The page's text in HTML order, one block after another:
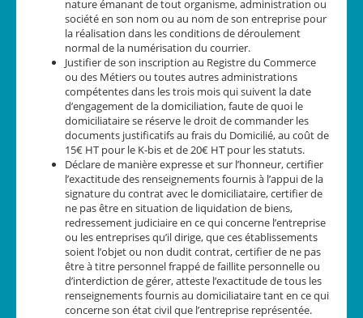
nature émanant de tout organisme, administration ou
société en son nom ou au nom de son entreprise pour
la réalisation dans les conditions de déroulement
normal de la numérisation du courrier.
Justifier de son inscription au Registre du Commerce
ou des Métiers ou toutes autres administrations
compétentes dans les trois mois qui suivent la date
d’engagement de la domiciliation, faute de quoi le
domiciliataire se réserve le droit de commander les
documents justificatifs au frais du Domicilié, au coût de
15€ HT pour le K-bis et de 20€ HT pour les statuts.
Déclare de manière expresse et sur l’honneur, certifier
l’exactitude des renseignements fournis à l’appui de la
signature du contrat avec le domiciliataire, certifier de
ne pas être en situation de liquidation de biens,
redressement judiciaire en ce qui concerne l’entreprise
ou les entreprises qu’il dirige, que ces établissements
soient l’objet ou non dudit contrat, certifier de ne pas
être à titre personnel frappé de faillite personnelle ou
d’interdiction de gérer, atteste l’exactitude de tous les
renseignements fournis au domiciliataire tant en ce qui
concerne son état civil que l’entreprise représentée.